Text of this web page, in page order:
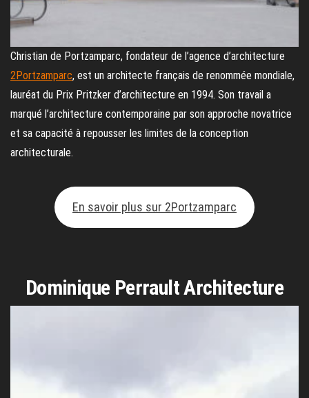
Christian de Portzamparc, fondateur de l’agence d’architecture
2Portzamparc, est un architecte français de renommée mondiale,
lauréat du Prix Pritzker d’architecture en 1994. Son travail a
marqué l’architecture contemporaine par son approche novatrice
et sa capacité à repousser les limites de la conception
architecturale.
En savoir plus sur 2Portzamparc
Dominique Perrault Architecture